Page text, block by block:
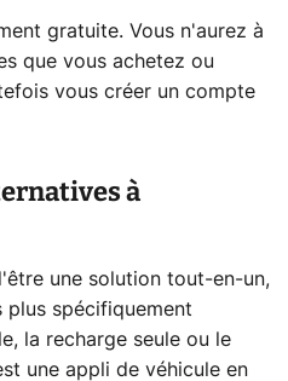
gratuite. Vous n'aurez à
que vous achetez ou
vous créer un compte
à
une solution tout-en-un,
plus spécifiquement
la recharge seule ou le
une appli de véhicule en